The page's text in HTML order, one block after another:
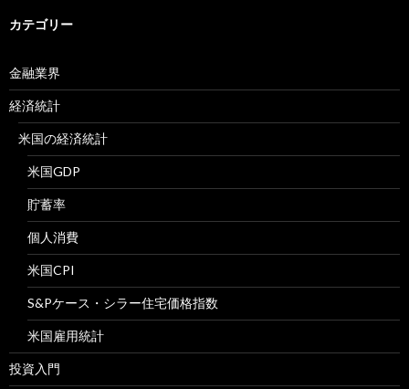
カテゴリー
金融業界
経済統計
米国の経済統計
米国GDP
貯蓄率
個人消費
米国CPI
S&Pケース・シラー住宅価格指数
米国雇用統計
投資入門